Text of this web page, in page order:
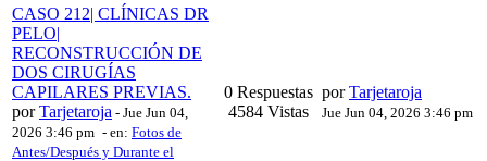
CASO 212| CLÍNICAS DR
PELO|
RECONSTRUCCIÓN DE
DOS CIRUGÍAS
CAPILARES PREVIAS.
porTarjetaroja - Jue Jun 04,
2026 3:46 pm - en: Fotos de
Antes/Después y Durante el
0 Respuestas
4584 Vistas
porTarjetaroja
Jue Jun 04, 2026 3:46 pm